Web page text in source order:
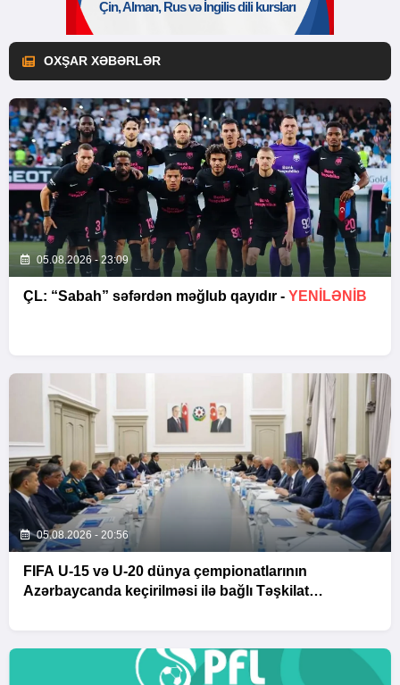
OXŞAR XƏBƏRLƏR
05.08.2026 - 23:09
ÇL: “Sabah” səfərdən məğlub qayıdır - YENİLƏNİB
05.08.2026 - 20:56
FIFA U-15 və U-20 dünya çempionatlarının
Azərbaycanda keçirilməsi ilə bağlı Təşkilat